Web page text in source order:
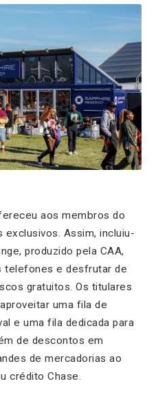
aos membros do
Assim, incluiu-
produzido pela CAA,
telefones e desfrutar de
gratuitos. Os titulares
uma fila de
e uma fila dedicada para
de descontos em
de mercadorias ao
crédito Chase.